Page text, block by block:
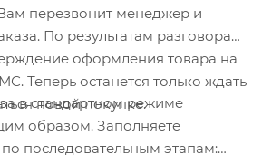
перезвонит менеджер и
По результатам разговора
оформления товара на
Теперь останется только ждать
новой покупке.
в стандартном режиме
образом. Заполняете
последовательным этапам: